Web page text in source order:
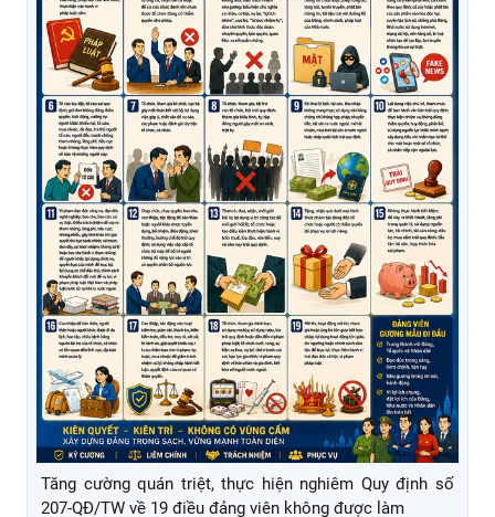
Tăng cường ứng dụng công nghệ số trong phòng, chống
lừa đảo chiếm đoạt tài sản theo Chỉ thị số 30/CT-TTg